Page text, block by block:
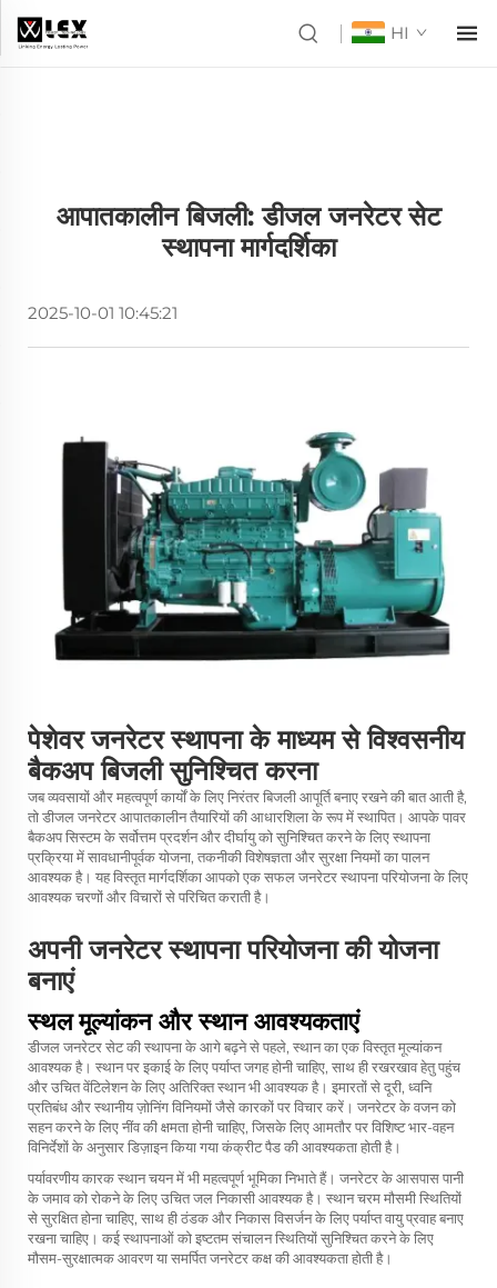
HI
आपातकालीन बिजली: डीजल जनरेटर सेट
स्थापना मार्गदर्शिका
2025-10-01 10:45:21
पेशेवर जनरेटर स्थापना के माध्यम से विश्वसनीय
बैकअप बिजली सुनिश्चित करना
जब व्यवसायों और महत्वपूर्ण कार्यों के लिए निरंतर बिजली आपूर्ति बनाए रखने की बात आती है,
तोडीजल जनरेटरआपातकालीन तैयारियों की आधारशिला के रूप में स्थापित। आपके पावर
बैकअप सिस्टम के सर्वोत्तम प्रदर्शन और दीर्घायु को सुनिश्चित करने के लिए स्थापना
प्रक्रिया में सावधानीपूर्वक योजना, तकनीकी विशेषज्ञता और सुरक्षा नियमों का पालन
आवश्यक है। यह विस्तृत मार्गदर्शिका आपको एक सफल जनरेटर स्थापना परियोजना के लिए
आवश्यक चरणों और विचारों से परिचित कराती है।
अपनी जनरेटर स्थापना परियोजना की योजना
बनाएं
स्थल मूल्यांकन और स्थान आवश्यकताएं
डीजल जनरेटर सेट की स्थापना के आगे बढ़ने से पहले, स्थान का एक विस्तृत मूल्यांकन
आवश्यक है। स्थान पर इकाई के लिए पर्याप्त जगह होनी चाहिए, साथ ही रखरखाव हेतु पहुंच
और उचित वेंटिलेशन के लिए अतिरिक्त स्थान भी आवश्यक है। इमारतों से दूरी, ध्वनि
प्रतिबंध और स्थानीय ज़ोनिंग विनियमों जैसे कारकों पर विचार करें। जनरेटर के वजन को
सहन करने के लिए नींव की क्षमता होनी चाहिए, जिसके लिए आमतौर पर विशिष्ट भार-वहन
विनिर्देशों के अनुसार डिज़ाइन किया गया कंक्रीट पैड की आवश्यकता होती है।
पर्यावरणीय कारक स्थान चयन में भी महत्वपूर्ण भूमिका निभाते हैं। जनरेटर के आसपास पानी
के जमाव को रोकने के लिए उचित जल निकासी आवश्यक है। स्थान चरम मौसमी स्थितियों
से सुरक्षित होना चाहिए, साथ ही ठंडक और निकास विसर्जन के लिए पर्याप्त वायु प्रवाह बनाए
रखना चाहिए। कई स्थापनाओं को इष्टतम संचालन स्थितियों सुनिश्चित करने के लिए
मौसम-सुरक्षात्मक आवरण या समर्पित जनरेटर कक्ष की आवश्यकता होती है।